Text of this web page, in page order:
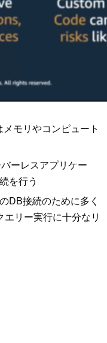
モリやコンピュート
ーレスアプリケー
を行う
DB接続のために多く
リー実行に十分なリ